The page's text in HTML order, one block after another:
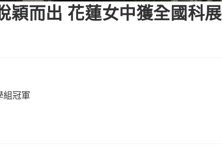
穎而出 花蓮女中獲全國科
組冠軍